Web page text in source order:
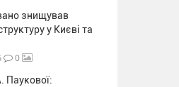
знищував
у Києві та
0
Паукової: